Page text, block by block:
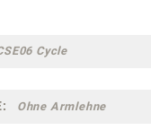
Cycle
Ohne Armlehne